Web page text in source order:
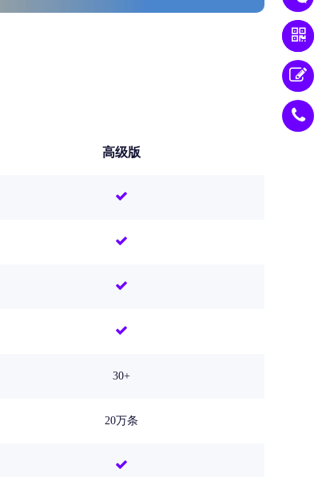
高级版
30+
20万条